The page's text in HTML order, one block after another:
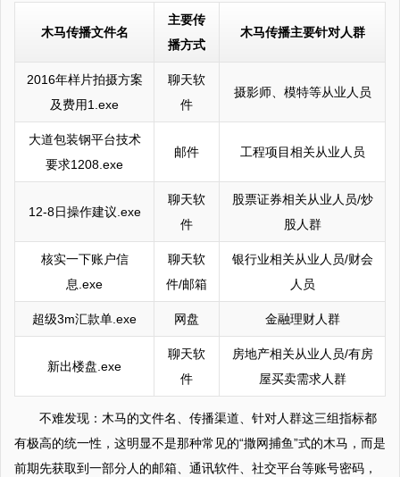
木马传播文件名
主要传
播方式
木马传播主要针对人群
2016年样片拍摄方案
及费用1.exe
聊天软
件
摄影师、模特等从业人员
大道包装钢平台技术
要求1208.exe
邮件 工程项目相关从业人员
12-8日操作建议.exe
聊天软
件
股票证券相关从业人员/炒
股人群
核实一下账户信
息.exe
聊天软
件/邮箱
银行业相关从业人员/财会
人员
超级3m汇款单.exe 网盘 金融理财人群
新出楼盘.exe
聊天软
件
房地产相关从业人员/有房
屋买卖需求人群
不难发现：木马的文件名、传播渠道、针对人群这三组指标都
有极高的统一性，这明显不是那种常见的“撒网捕鱼”式的木马，而是
前期先获取到一部分人的邮箱、通讯软件、社交平台等账号密码，